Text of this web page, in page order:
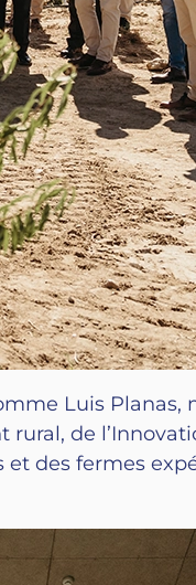
Luis Planas,
de
des fermes